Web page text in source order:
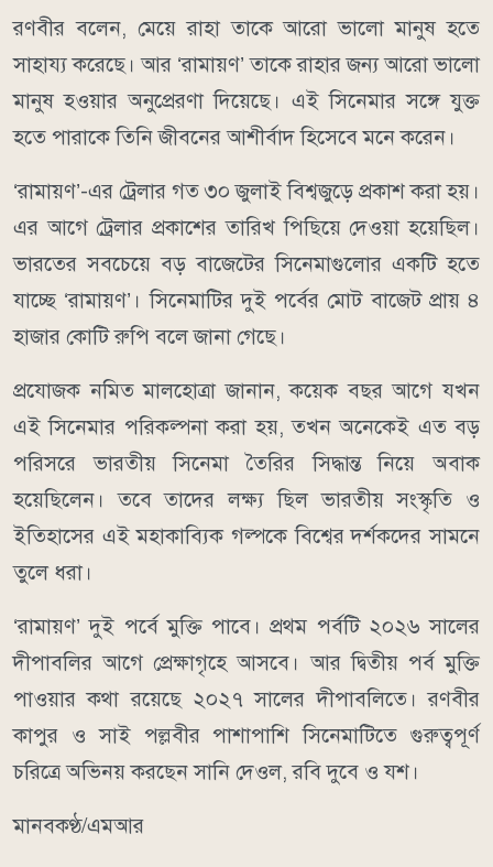
রণবীর বলেন, মেয়ে রাহা তাকে আরো ভালো মানুষ হতে
সাহায্য করেছে। আর ‘রামায়ণ’ তাকে রাহার জন্য আরো ভালো
মানুষ হওয়ার অনুপ্রেরণা দিয়েছে। এই সিনেমার সঙ্গে যুক্ত
হতে পারাকে তিনি জীবনের আশীর্বাদ হিসেবে মনে করেন।
‘রামায়ণ’-এর ট্রেলার গত ৩০ জুলাই বিশ্বজুড়ে প্রকাশ করা হয়।
এর আগে ট্রেলার প্রকাশের তারিখ পিছিয়ে দেওয়া হয়েছিল।
ভারতের সবচেয়ে বড় বাজেটের সিনেমাগুলোর একটি হতে
যাচ্ছে ‘রামায়ণ’। সিনেমাটির দুই পর্বের মোট বাজেট প্রায় ৪
হাজার কোটি রুপি বলে জানা গেছে।
প্রযোজক নমিত মালহোত্রা জানান, কয়েক বছর আগে যখন
এই সিনেমার পরিকল্পনা করা হয়, তখন অনেকেই এত বড়
পরিসরে ভারতীয় সিনেমা তৈরির সিদ্ধান্ত নিয়ে অবাক
হয়েছিলেন। তবে তাদের লক্ষ্য ছিল ভারতীয় সংস্কৃতি ও
ইতিহাসের এই মহাকাব্যিক গল্পকে বিশ্বের দর্শকদের সামনে
তুলে ধরা।
‘রামায়ণ’ দুই পর্বে মুক্তি পাবে। প্রথম পর্বটি ২০২৬ সালের
দীপাবলির আগে প্রেক্ষাগৃহে আসবে। আর দ্বিতীয় পর্ব মুক্তি
পাওয়ার কথা রয়েছে ২০২৭ সালের দীপাবলিতে। রণবীর
কাপুর ও সাই পল্লবীর পাশাপাশি সিনেমাটিতে গুরুত্বপূর্ণ
চরিত্রে অভিনয় করছেন সানি দেওল, রবি দুবে ও যশ।
মানবকণ্ঠ/এমআর